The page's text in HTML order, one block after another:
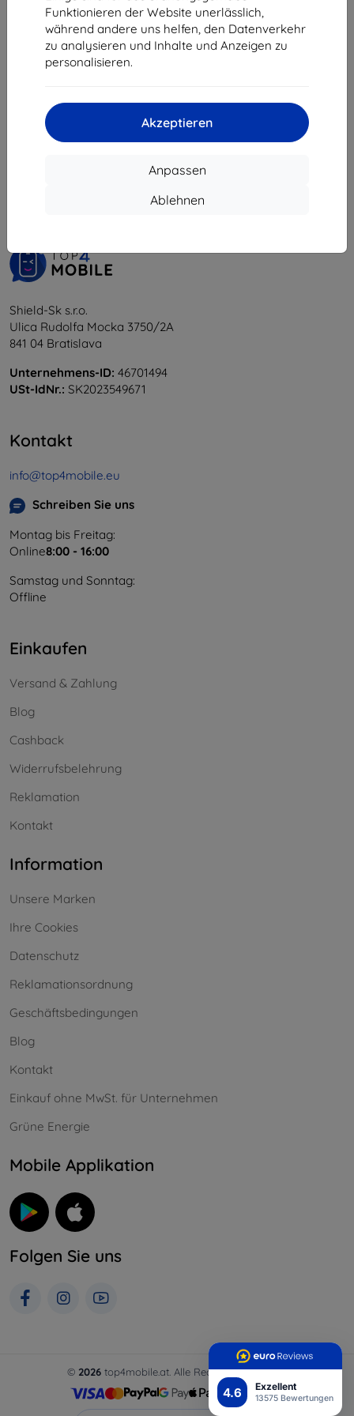
4.6 Exzellent
13575 Bewertungen
Funktionieren der Website unerlässlich,
während andere uns helfen, den Datenverkehr
zu analysieren und Inhalte und Anzeigen zu
personalisieren.
Akzeptieren
Anpassen
Ablehnen
€ 4,40
Letztes Stück auf Lager
€ 8,92
Auf Lager > 5 Stk.
vom ganzen6.
Shield-Sk s.r.o.
Ulica Rudolfa Mocka 3750/2A
841 04 Bratislava
Unternehmens-ID: 46701494
USt-IdNr.: SK2023549671
Kontakt
info@top4mobile.eu
Schreiben Sie uns
Montag bis Freitag:
Online8:00 - 16:00
Samstag und Sonntag:
Offline
Einkaufen
Versand & Zahlung
Blog
Cashback
Widerrufsbelehrung
Reklamation
Kontakt
Information
Unsere Marken
Ihre Cookies
Datenschutz
Reklamationsordnung
Geschäftsbedingungen
Blog
Kontakt
Einkauf ohne MwSt. für Unternehmen
Grüne Energie
Mobile Applikation
Folgen Sie uns
© 2026top4mobile.at. Alle Rechte vorbehalten.